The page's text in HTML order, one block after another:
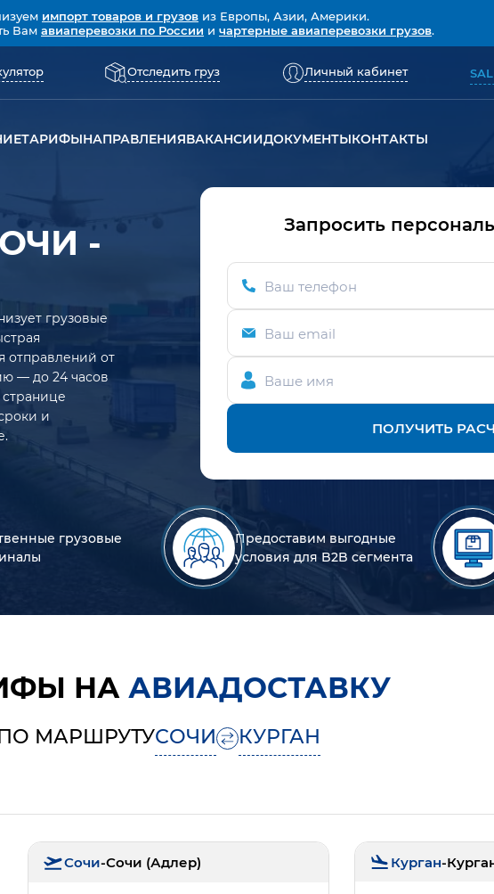
импорт товаров и грузов из Европы, Азии, Америки.
Вам авиаперевозки по России и чартерные авиаперевозки грузов.
Отследить груз Личный кабинет
ТАРИФЫНАПРАВЛЕНИЯВАКАНСИИДОКУМЕНТЫКОНТАКТЫ
-
грузовые
отправлений от
— до 24 часов
и
Запросить
Ваш телефон
Ваш email
Ваше имя
ПОЛУЧИТЬ
грузовые
Предоставим выгодные
условия для B2B сегмента
НА АВИАДОСТАВКУ
МАРШРУТУСОЧИ КУРГАН
Сочи-Сочи (Адлер) Курган-